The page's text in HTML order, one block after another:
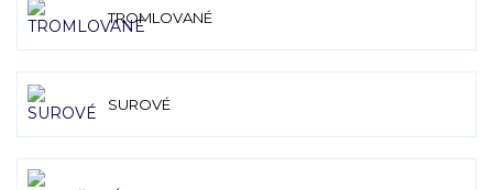
TROMLOVANÉ
SUROVÉ